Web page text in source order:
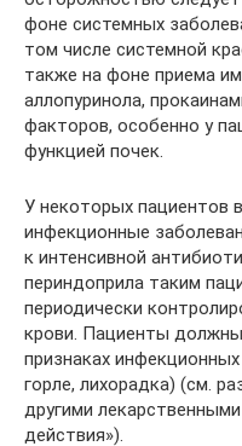
фоне системных
том числе системной
также на фоне приема
аллопуринола,
факторов, особенно у
функцией почек.
У некоторых пациентов
инфекционные
к интенсивной
периндоприла таким
периодически
крови. Пациенты
признаках
горле, лихорадка) (см.
другими
действия»).